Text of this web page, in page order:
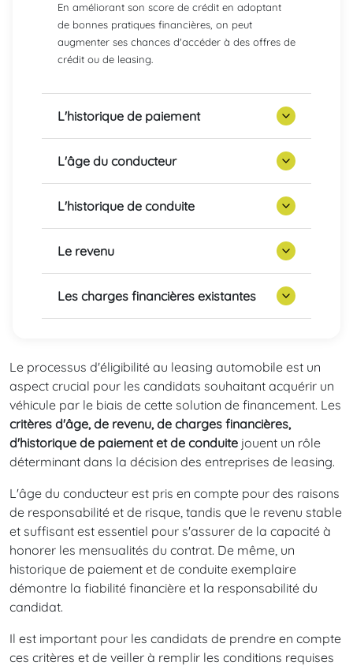
En améliorant son score de crédit en adoptant
de bonnes pratiques financières, on peut
augmenter ses chances d'accéder à des offres de
crédit ou de leasing.
L'historique de paiement
L'âge du conducteur
L'historique de conduite
Le revenu
Les charges financières existantes
Le processus d'éligibilité au leasing automobile est un
aspect crucial pour les candidats souhaitant acquérir un
véhicule par le biais de cette solution de financement. Les
critères d'âge, de revenu, de charges financières,
d'historique de paiement et de conduite jouent un rôle
déterminant dans la décision des entreprises de leasing.
L'âge du conducteur est pris en compte pour des raisons
de responsabilité et de risque, tandis que le revenu stable
et suffisant est essentiel pour s'assurer de la capacité à
honorer les mensualités du contrat. De même, un
historique de paiement et de conduite exemplaire
démontre la fiabilité financière et la responsabilité du
candidat.
Il est important pour les candidats de prendre en compte
ces critères et de veiller à remplir les conditions requises